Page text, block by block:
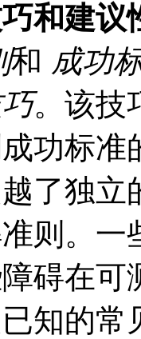
和建议
和 成功
。该技
功标
了独立
则。一
碍在可
知的常